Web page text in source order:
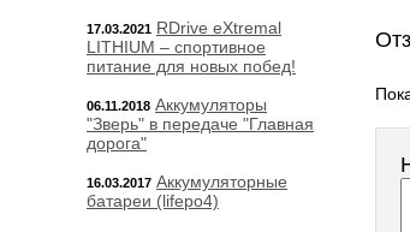
17.03.2021 RDrive eXtremal
LITHIUM – спортивное
питание для новых побед!
06.11.2018 Аккумуляторы
"Зверь" в передаче "Главная
дорога"
16.03.2017 Аккумуляторные
батареи (lifepo4)